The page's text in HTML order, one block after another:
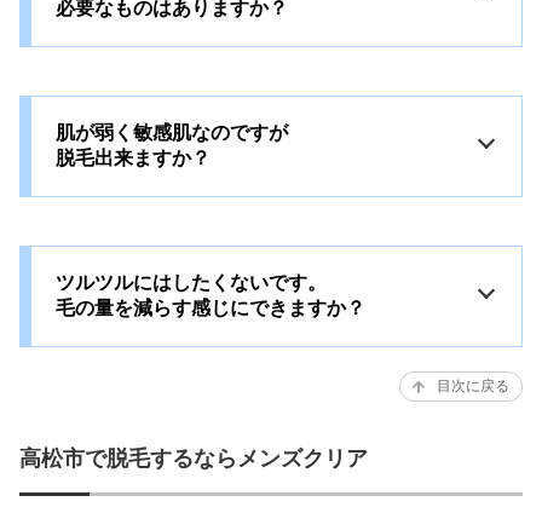
必要なものはありますか？
肌が弱く敏感肌なのですが
脱毛出来ますか？
ツルツルにはしたくないです。
毛の量を減らす感じにできますか？
目次に戻る
高松市で脱毛するならメンズクリア